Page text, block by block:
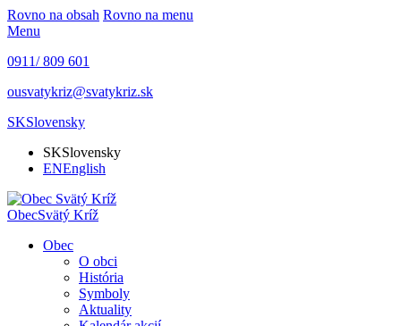
Rovno na obsah Rovno na menu
Menu
0911/ 809 601
ousvatykriz@svatykriz.sk
SKSlovensky
SKSlovensky
ENEnglish
ObecSvätý Kríž
Obec
O obci
História
Symboly
Aktuality